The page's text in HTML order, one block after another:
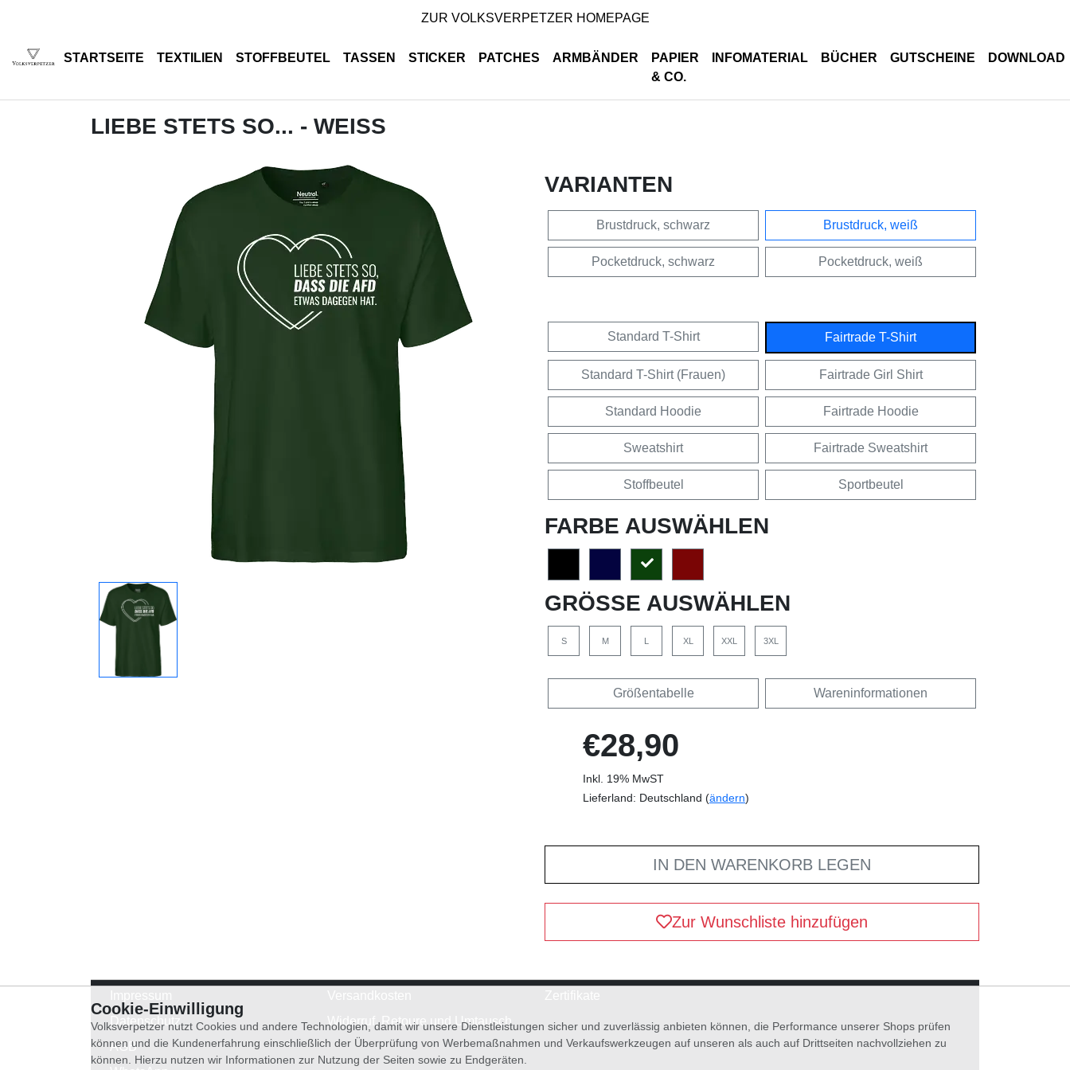
ZUR VOLKSVERPETZER HOMEPAGE
STARTSEITE TEXTILIEN STOFFBEUTEL TASSEN STICKER PATCHES ARMBÄNDER
PAPIER
& CO.
INFOMATERIAL BÜCHER GUTSCHEINE DOWNLOAD
LIEBE STETS SO... - WEISS
VARIANTEN
Brustdruck, schwarz Brustdruck, weiß
Pocketdruck, schwarz Pocketdruck, weiß
Standard T-Shirt Fairtrade T-Shirt
Standard T-Shirt (Frauen) Fairtrade Girl Shirt
Standard Hoodie Fairtrade Hoodie
Sweatshirt Fairtrade Sweatshirt
Stoffbeutel Sportbeutel
FARBE AUSWÄHLEN
GRÖSSE AUSWÄHLEN
S M L XL XXL 3XL
Größentabelle Wareninformationen
€28,90
Inkl. 19% MwST
Lieferland: Deutschland (ändern)
IN DEN WARENKORB LEGEN
Zur Wunschliste hinzufügen
Datenschutz
AGB
Widerruf, Retoure und Umtausch
Cookie-Einwilligung
Volksverpetzer nutzt Cookies und andere Technologien, damit wir unsere Dienstleistungen sicher und zuverlässig anbieten können, die Performance unserer Shops prüfen
können und die Kundenerfahrung einschließlich der Überprüfung von Werbemaßnahmen und Verkaufswerkzeugen auf unseren als auch auf Drittseiten nachvollziehen zu
können. Hierzu nutzen wir Informationen zur Nutzung der Seiten sowie zu Endgeräten.